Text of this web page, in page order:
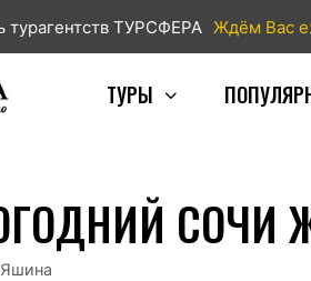
турагентств ТУРСФЕРА Ждём Вас
ТУРЫ
СОЧИ